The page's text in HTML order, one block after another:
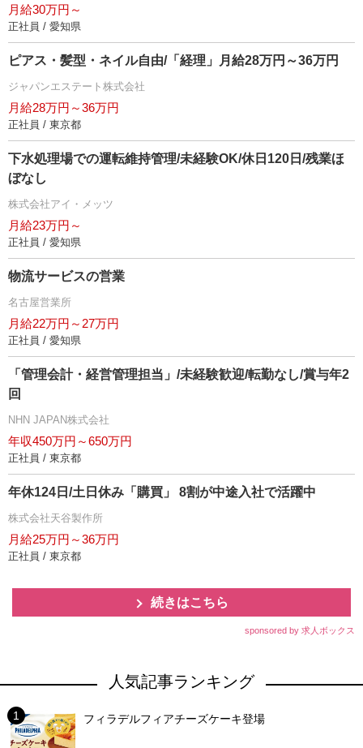
月給30万円～
正社員 / 愛知県
ピアス・髪型・ネイル自由/「経理」月給28万円～36万円
ジャパンエステート株式会社
月給28万円～36万円
正社員 / 東京都
下水処理場での運転維持管理/未経験OK/休日120日/残業ほ
ぼなし
株式会社アイ・メッツ
月給23万円～
正社員 / 愛知県
物流サービスの営業
名古屋営業所
月給22万円～27万円
正社員 / 愛知県
「管理会計・経営管理担当」/未経験歓迎/転勤なし/賞与年2
回
NHN JAPAN株式会社
年収450万円～650万円
正社員 / 東京都
年休124日/土日休み「購買」 8割が中途入社で活躍中
株式会社天谷製作所
月給25万円～36万円
正社員 / 東京都
続きはこちら
sponsored by 求人ボックス
人気記事ランキング
フィラデルフィアチーズケーキ登場